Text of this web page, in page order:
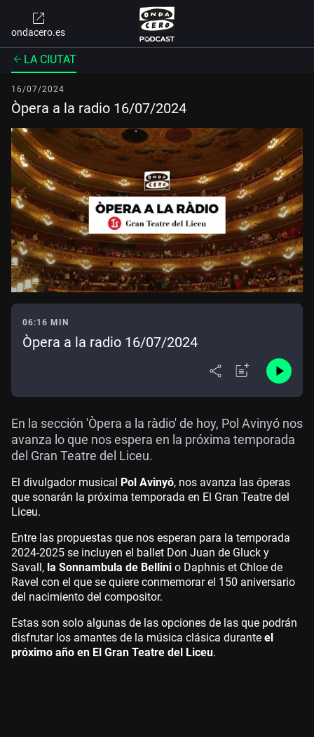
ondacero.es
LA CIUTAT
16/07/2024
Òpera a la radio 16/07/2024
06:16 MIN
Òpera a la radio 16/07/2024
En la sección 'Òpera a la ràdio' de hoy, Pol Avinyó nos
avanza lo que nos espera en la próxima temporada
del Gran Teatre del Liceu.
El divulgador musical Pol Avinyó, nos avanza las óperas
que sonarán la próxima temporada en El Gran Teatre del
Liceu.
Entre las propuestas que nos esperan para la temporada
2024-2025 se incluyen el ballet Don Juan de Gluck y
Savall, la Sonnambula de Bellini o Daphnis et Chloe de
Ravel con el que se quiere conmemorar el 150 aniversario
del nacimiento del compositor.
Estas son solo algunas de las opciones de las que podrán
disfrutar los amantes de la música clásica durante el
próximo año en El Gran Teatre del Liceu.